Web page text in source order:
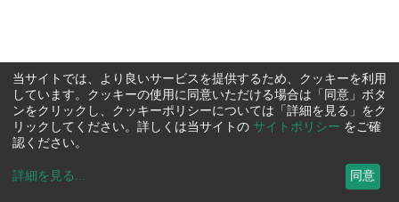
当サイトでは、より良いサービスを提供するため、クッキーを利用
しています。クッキーの使用に同意いただける場合は「同意」ボタ
ンをクリックし、クッキーポリシーについては「詳細を見る」をク
リックしてください。詳しくは当サイトの サイトポリシー をご確
認ください。
詳細を見る ... 同意